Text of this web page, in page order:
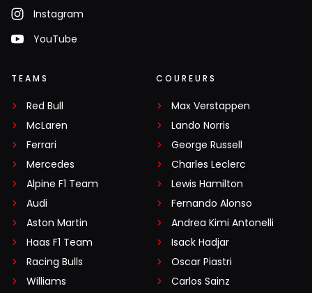
Instagram
YouTube
TEAMS
Red Bull
McLaren
Ferrari
Mercedes
Alpine F1 Team
Audi
Aston Martin
Haas F1 Team
Racing Bulls
Williams
COUREURS
Max Verstappen
Lando Norris
George Russell
Charles Leclerc
Lewis Hamilton
Fernando Alonso
Andrea Kimi Antonelli
Isack Hadjar
Oscar Piastri
Carlos Sainz